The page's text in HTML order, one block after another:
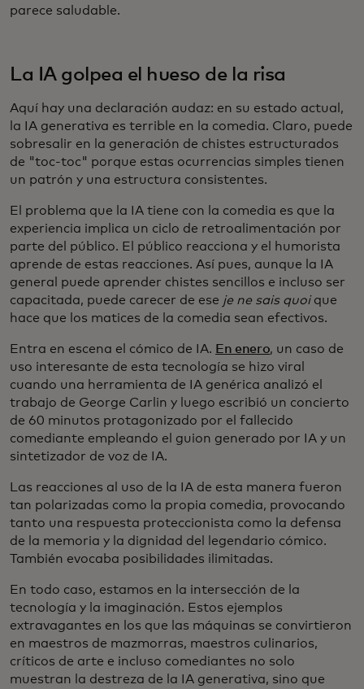
parece saludable.
La IA golpea el hueso de la risa
Aquí hay una declaración audaz: en su estado actual,
la IA generativa es terrible en la comedia. Claro, puede
sobresalir en la generación de chistes estructurados
de "toc-toc" porque estas ocurrencias simples tienen
un patrón y una estructura consistentes.
El problema que la IA tiene con la comedia es que la
experiencia implica un ciclo de retroalimentación por
parte del público. El público reacciona y el humorista
aprende de estas reacciones. Así pues, aunque la IA
general puede aprender chistes sencillos e incluso ser
capacitada, puede carecer de ese je ne sais quoique
hace que los matices de la comedia sean efectivos.
Entra en escena el cómico de IA. En enero, un caso de
uso interesante de esta tecnología se hizo viral
cuando una herramienta de IA genérica analizó el
trabajo de George Carlin y luego escribió un concierto
de 60 minutos protagonizado por el fallecido
comediante empleando el guion generado por IA y un
sintetizador de voz de IA.
Las reacciones al uso de la IA de esta manera fueron
tan polarizadas como la propia comedia, provocando
tanto una respuesta proteccionista como la defensa
de la memoria y la dignidad del legendario cómico.
También evocaba posibilidades ilimitadas.
En todo caso, estamos en la intersección de la
tecnología y la imaginación. Estos ejemplos
extravagantes en los que las máquinas se convirtieron
en maestros de mazmorras, maestros culinarios,
críticos de arte e incluso comediantes no solo
muestran la destreza de la IA generativa, sino que